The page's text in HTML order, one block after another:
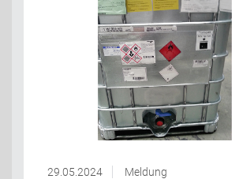
29.05.2024 Meldung